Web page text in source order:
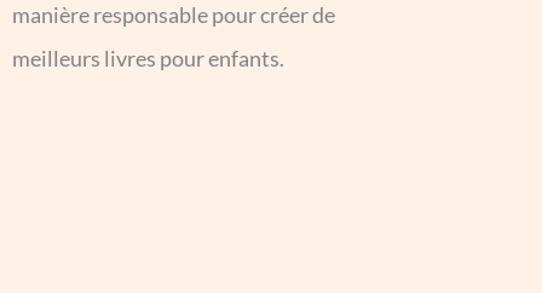
manière responsable pour créer de
meilleurs livres pour enfants.